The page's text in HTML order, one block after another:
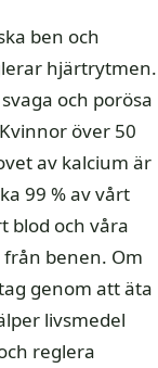
ben och
hjärtrytmen.
och porösa
över 50
av kalcium är
99 % av vårt
blod och våra
benen. Om
genom att äta
livsmedel
reglera